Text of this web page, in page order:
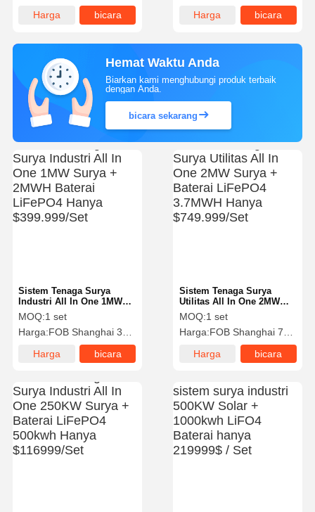
Harga
bicara
Harga
bicara
Hemat Waktu Anda
Biarkan kami menghubungi produk terbaik
dengan Anda.
bicara sekarang
Sistem Tenaga Surya
Utilitas All In One 2MW
Surya + Baterai LiFePO4
3.7MWH Hanya
$749.999/Set
MOQ:1 set
Harga:FOB Shanghai 749999$/Set
Harga
bicara
Sistem Tenaga Surya
Industri All In One 1MW
Surya + 2MWH Baterai
LiFePO4 Hanya
$399.999/Set
MOQ:1 set
Harga:FOB Shanghai 339999$/Set
Harga
bicara